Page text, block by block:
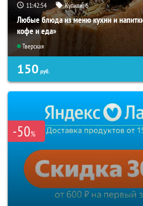
11:42:52 Купили:6
Любые блюда из меню кухни и
кофе и еда»
Тверская
150 руб.
-50%